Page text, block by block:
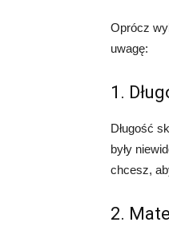
Oprócz
uwagę:
1.
Długość
były
chcesz,
2.